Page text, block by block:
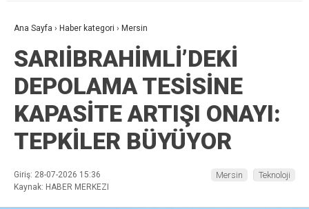
Ana Sayfa › Haber kategori › Mersin
SARIİBRAHİMLİ’DEKİ
DEPOLAMA TESİSİNE
KAPASİTE ARTIŞI ONAYI:
TEPKİLER BÜYÜYOR
Giriş: 28-07-2026 15:36
Kaynak: HABER MERKEZI
Mersin Teknoloji